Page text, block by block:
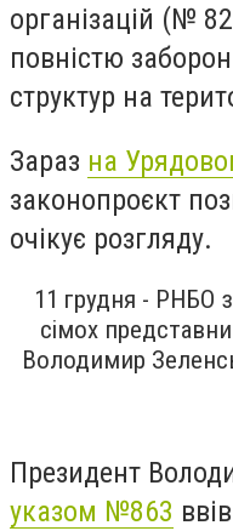
організацій (№
повністю
структур на
Зараз на
законопроєкт
очікує розгляду.
11 грудня - РНБО
сімох
Володимир
Президент
указом №863